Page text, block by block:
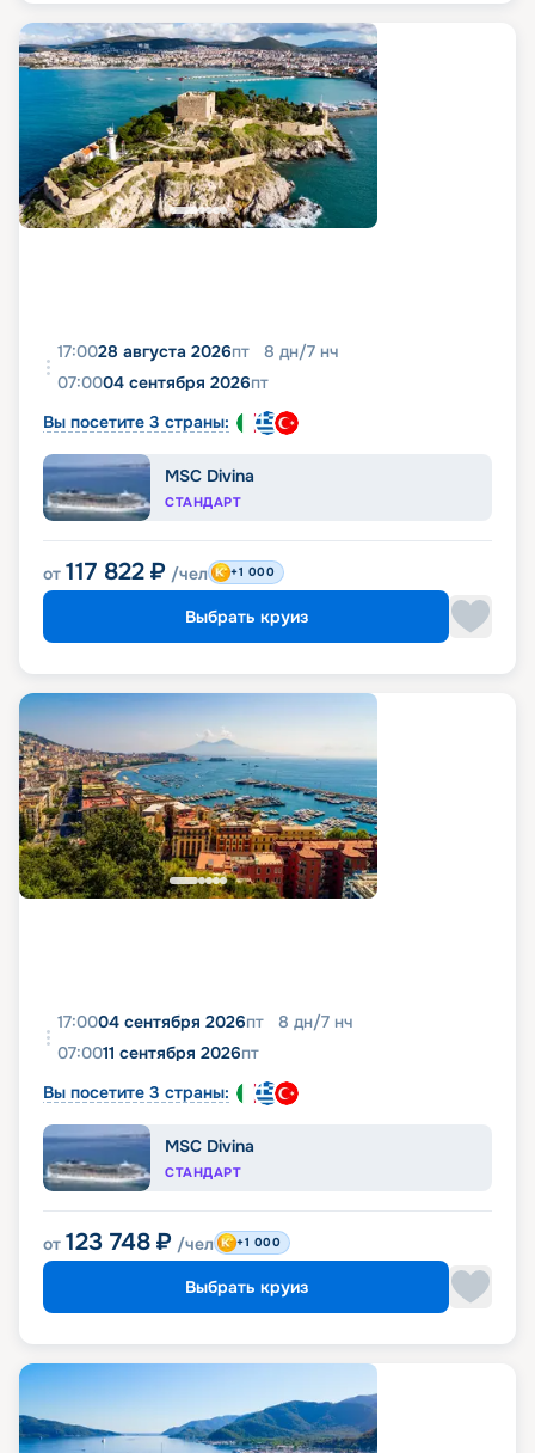
17:0028 августа 2026пт 8 дн/7 нч
07:0004 сентября 2026пт
Вы посетите 3 страны:
MSC Divina
СТАНДАРТ
от 117 822 ₽ /чел +1 000
Выбрать круиз
17:0004 сентября 2026пт 8 дн/7 нч
07:0011 сентября 2026пт
Вы посетите 3 страны:
MSC Divina
СТАНДАРТ
от 123 748 ₽ /чел +1 000
Выбрать круиз